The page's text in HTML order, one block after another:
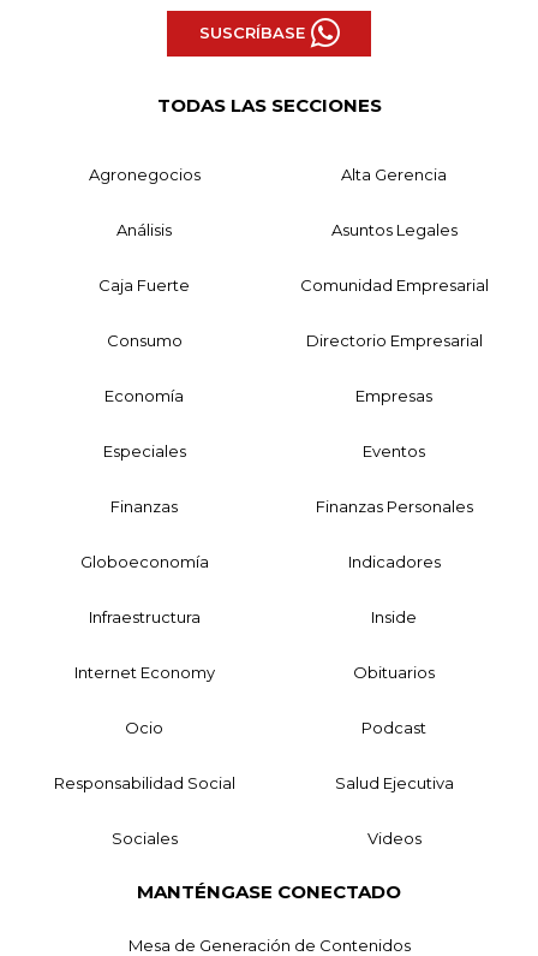
SUSCRÍBASE
TODAS LAS SECCIONES
Agronegocios Alta Gerencia
Análisis Asuntos Legales
Caja Fuerte Comunidad Empresarial
Consumo Directorio Empresarial
Economía Empresas
Especiales Eventos
Finanzas Finanzas Personales
Globoeconomía Indicadores
Infraestructura Inside
Internet Economy Obituarios
Ocio Podcast
Responsabilidad Social Salud Ejecutiva
Sociales Videos
MANTÉNGASE CONECTADO
Mesa de Generación de Contenidos